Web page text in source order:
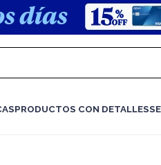
PRODUCTOS CON DETALLES